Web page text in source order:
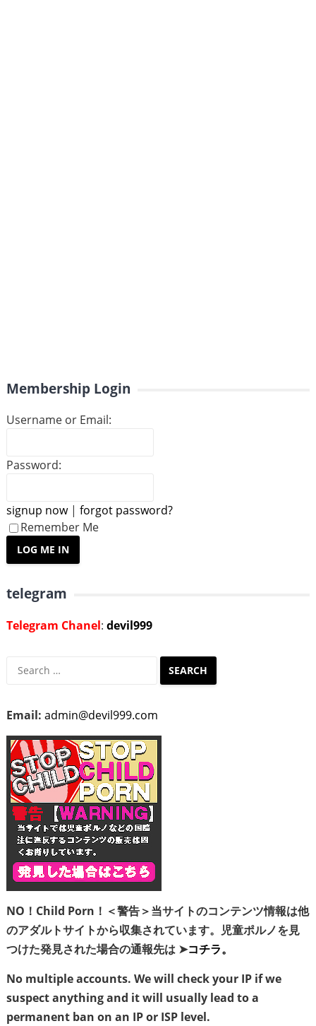
Membership Login
Username or Email:
Password:
signup now| forgot password?
Remember Me
telegram
Telegram Chanel: devil999
Search
Email: admin@devil999.com
NO！Child Porn！＜警告＞当サイトのコンテンツ情報は他
のアダルトサイトから収集されています。児童ポルノを見
つけた発見された場合の通報先は ➤コチラ。
No multiple accounts. We will check your IP if we
suspect anything and it will usually lead to a
permanent ban on an IP or ISP level.